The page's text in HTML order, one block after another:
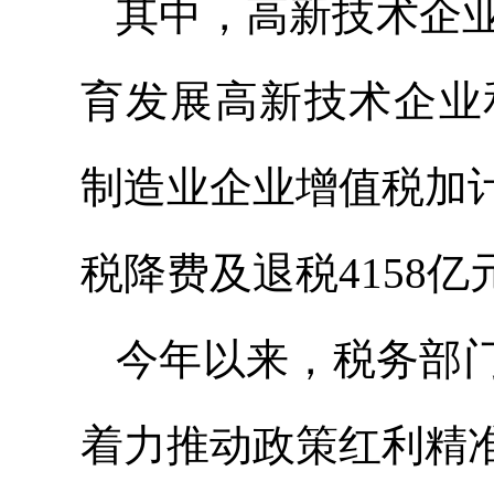
其中，高新技术企
育发展高新技术企
制造业企业增值税加
税降费及退税4158亿
今年以来，税务部
着力推动政策红利精